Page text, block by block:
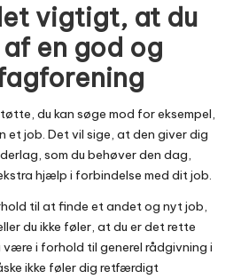
vigtigt, at du
en god og
du kan søge mod for eksempel,
et job. Det vil sige, at den giver dig
som du behøver den dag,
hjælp i forbindelse med dit job.
til at finde et andet og nyt job,
du ikke føler, at du er det rette
i forhold til generel rådgivning i
ikke føler dig retfærdigt